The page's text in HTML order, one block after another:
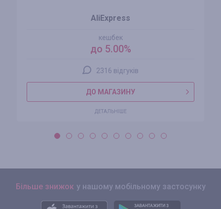
AliExpress
кешбек
до 5.00%
2316 відгуків
ДО МАГАЗИНУ
ДЕТАЛЬНІШЕ
Більше знижок у нашому мобільному застосунку